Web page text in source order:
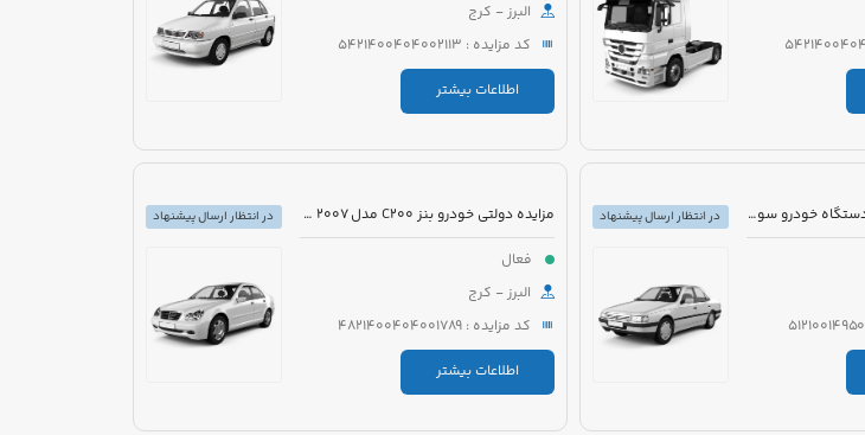
البرز - کرج
کد مزایده : 5421400404002113
اطلاعات بیشتر
مزایده دولتی تعداد 3 دستگاه خودرو سواری و اتوبوس
در انتظار ارسال پیشنهاد
مزایده دولتی خودرو بنز C200 مدل 2007 رنگ خاکستری
فعال
البرز - کرج
کد مزایده : 4821400404001789
اطلاعات بیشتر
در انتظار ارسال پیشنهاد